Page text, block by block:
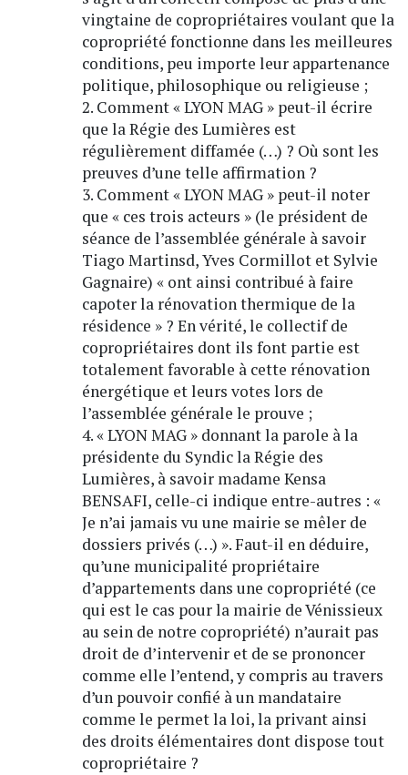
vingtaine de copropriétaires voulant que la
copropriété fonctionne dans les meilleures
conditions, peu importe leur appartenance
politique, philosophique ou religieuse ;
2. Comment « LYON MAG » peut-il écrire
que la Régie des Lumières est
régulièrement diffamée (…) ? Où sont les
preuves d’une telle affirmation ?
3. Comment « LYON MAG » peut-il noter
que « ces trois acteurs » (le président de
séance de l’assemblée générale à savoir
Tiago Martinsd, Yves Cormillot et Sylvie
Gagnaire) « ont ainsi contribué à faire
capoter la rénovation thermique de la
résidence » ? En vérité, le collectif de
copropriétaires dont ils font partie est
totalement favorable à cette rénovation
énergétique et leurs votes lors de
l’assemblée générale le prouve ;
4. « LYON MAG » donnant la parole à la
présidente du Syndic la Régie des
Lumières, à savoir madame Kensa
BENSAFI, celle-ci indique entre-autres : «
Je n’ai jamais vu une mairie se mêler de
dossiers privés (…) ». Faut-il en déduire,
qu’une municipalité propriétaire
d’appartements dans une copropriété (ce
qui est le cas pour la mairie de Vénissieux
au sein de notre copropriété) n’aurait pas
droit de d’intervenir et de se prononcer
comme elle l’entend, y compris au travers
d’un pouvoir confié à un mandataire
comme le permet la loi, la privant ainsi
des droits élémentaires dont dispose tout
copropriétaire ?